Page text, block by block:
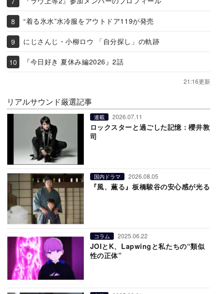
“着る氷水”水冷服をアウトドア119が発売
にじさんじ・小柳ロウ 「自分探し」の軌跡
『今日好き 夏休み編2026』2話
21:16更新
リアルサウンド厳選記事
連載 2026.07.11
ロックスターと過ごした記憶：櫻井敦
司
国内ドラマ 2026.08.05
『風、薫る』板橋駿谷の安心感が光る
コラム 2025.06.22
JOIとK、Lapwingと私たちの“類似
性の正体”